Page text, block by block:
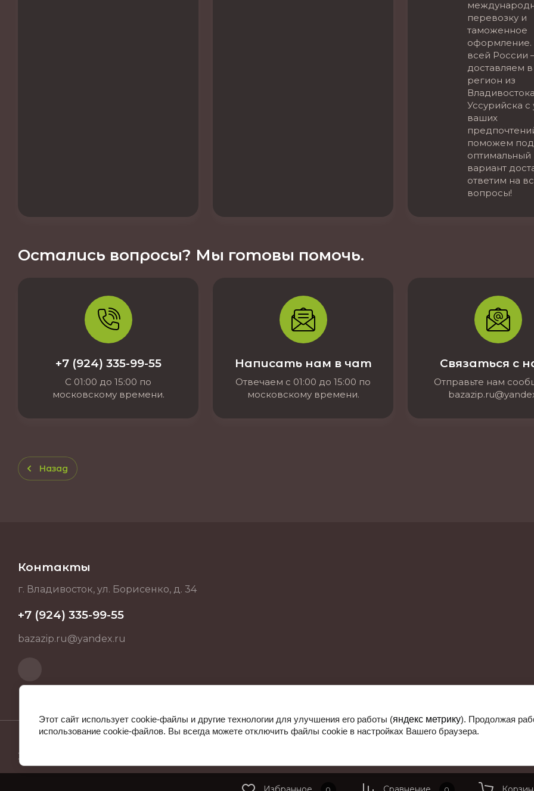
перевозку и
таможенное
оформление.
всей России
доставляем
регион из
Уссурийска с
ваших
поможем
оптимальный
вариант
ответим на
вопросы!
Остались вопросы? Мы готовы помочь.
+7 (924) 335-99-55
С 01:00 до 15:00 по
московскому времени.
Написать нам в чат
Отвечаем с 01:00 до 15:00 по
московскому времени.
Связаться с
Отправьте нам
Назад
Контакты
г. Владивосток, ул. Борисенко, д. 34
+7 (924) 335-99-55
bazazip.ru@yandex.ru
2025 BAZAZIP.RU ИНН 253712512682
Этот сайт использует cookie-файлы и другие технологии для улучшения его работы (яндекс метрику). Продолжая
использование cookie-файлов. Вы всегда можете отключить файлы cookie в настройках Вашего браузера.